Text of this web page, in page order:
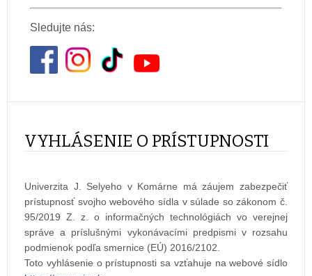
Sledujte nás:
VYHLÁSENIE O PRÍSTUPNOSTI
Univerzita J. Selyeho v Komárne má záujem zabezpečiť
prístupnosť svojho webového sídla v súlade so zákonom č.
95/2019 Z. z. o informačných technológiách vo verejnej
správe a príslušnými vykonávacími predpismi v rozsahu
podmienok podľa smernice (EÚ) 2016/2102.
Toto vyhlásenie o prístupnosti sa vzťahuje na webové sídlo